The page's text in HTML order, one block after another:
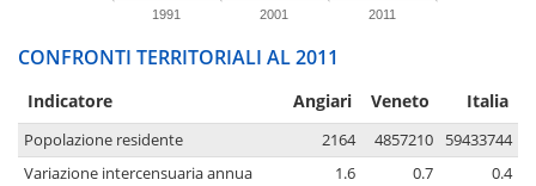
1991 2001 2011
CONFRONTI TERRITORIALI AL 2011
Indicatore Angiari Veneto Italia
Popolazione residente 2164 4857210
59433744
Variazione intercensuaria annua
1.6 0.7
0.4